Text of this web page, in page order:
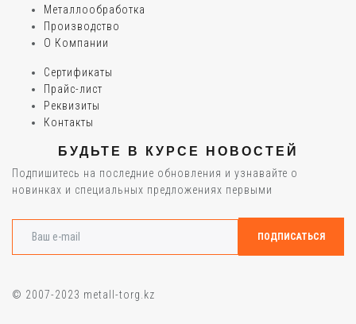
Металлообработка
Производство
О Компании
Сертификаты
Прайс-лист
Реквизиты
Контакты
БУДЬТЕ В КУРСЕ НОВОСТЕЙ
Подпишитесь на последние обновления и узнавайте о
новинках и специальных предложениях первыми
© 2007-2023 metall-torg.kz